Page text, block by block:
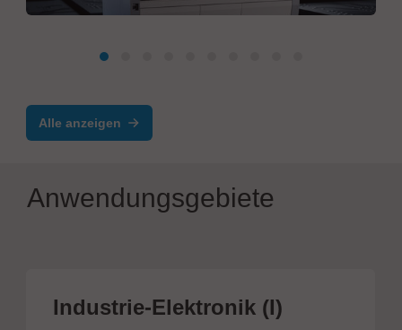
Alle anzeigen
Anwendungsgebiete
Industrie-Elektronik (I)